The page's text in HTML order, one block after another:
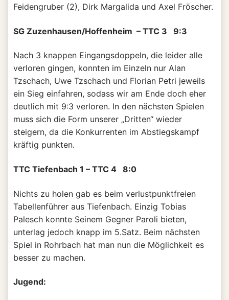
Feidengruber (2), Dirk Margalida und Axel Fröscher.
SG Zuzenhausen/Hoffenheim – TTC 3 9:3
Nach 3 knappen Eingangsdoppeln, die leider alle
verloren gingen, konnten im Einzeln nur Alan
Tzschach, Uwe Tzschach und Florian Petri jeweils
ein Sieg einfahren, sodass wir am Ende doch eher
deutlich mit 9:3 verloren. In den nächsten Spielen
muss sich die Form unserer „Dritten“ wieder
steigern, da die Konkurrenten im Abstiegskampf
kräftig punkten.
TTC Tiefenbach 1 – TTC 4 8:0
Nichts zu holen gab es beim verlustpunktfreien
Tabellenführer aus Tiefenbach. Einzig Tobias
Palesch konnte Seinem Gegner Paroli bieten,
unterlag jedoch knapp im 5.Satz. Beim nächsten
Spiel in Rohrbach hat man nun die Möglichkeit es
besser zu machen.
Jugend: